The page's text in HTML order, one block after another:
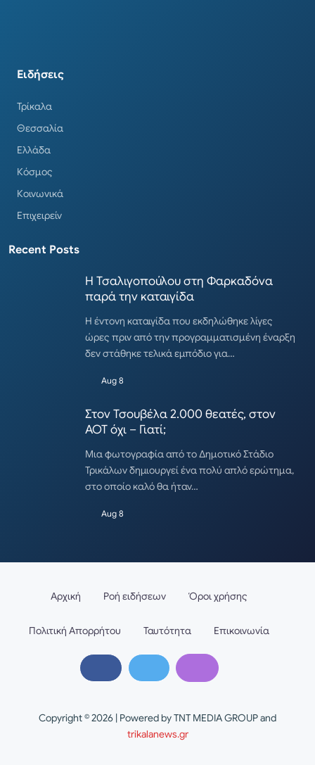
Ειδήσεις
Τρίκαλα
Θεσσαλία
Ελλάδα
Κόσμος
Κοινωνικά
Επιχειρείν
Recent Posts
Η Τσαλιγοπούλου στη Φαρκαδόνα
παρά την καταιγίδα
Η έντονη καταιγίδα που εκδηλώθηκε λίγες
ώρες πριν από την προγραμματισμένη έναρξη
δεν στάθηκε τελικά εμπόδιο για…
Aug 8
Στον Τσουβέλα 2.000 θεατές, στον
ΑΟΤ όχι – Γιατί;
Μια φωτογραφία από το Δημοτικό Στάδιο
Τρικάλων δημιουργεί ένα πολύ απλό ερώτημα,
στο οποίο καλό θα ήταν…
Aug 8
Copyright © 2026 | Powered by TNT MEDIA GROUP and
trikalanews.gr
Αρχική Ροή ειδήσεων Όροι χρήσης
Πολιτική Απορρήτου Ταυτότητα Επικοινωνία